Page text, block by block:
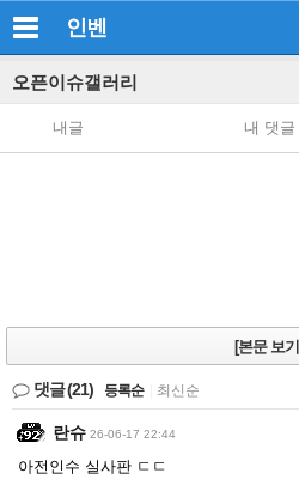
인벤
오픈이슈갤러리
내글 내 댓글
[본문 보
댓글(21) 등록순 최신순
란슈 26-06-17 22:44
아전인수 실사판 ㄷㄷ